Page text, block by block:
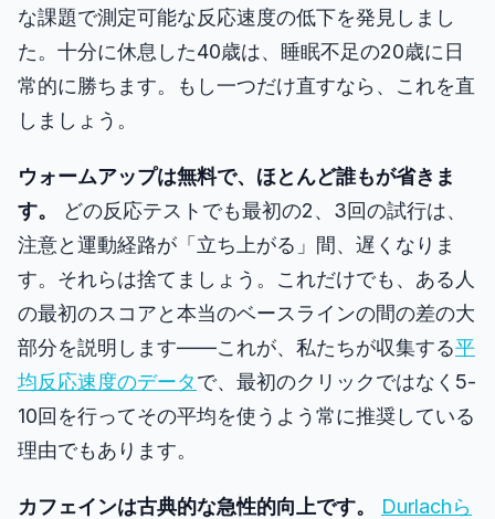
な課題で測定可能な反応速度の低下を発見しまし
た。十分に休息した40歳は、睡眠不足の20歳に日
常的に勝ちます。もし一つだけ直すなら、これを直
しましょう。
ウォームアップは無料で、ほとんど誰もが省きま
す。
どの反応テストでも最初の2、3回の試行は、
注意と運動経路が「立ち上がる」間、遅くなりま
す。それらは捨てましょう。これだけでも、ある人
の最初のスコアと本当のベースラインの間の差の大
部分を説明します――これが、私たちが収集する平
均反応速度のデータで、最初のクリックではなく5-
10回を行ってその平均を使うよう常に推奨している
理由でもあります。
カフェインは古典的な急性的向上です。
Durlachら